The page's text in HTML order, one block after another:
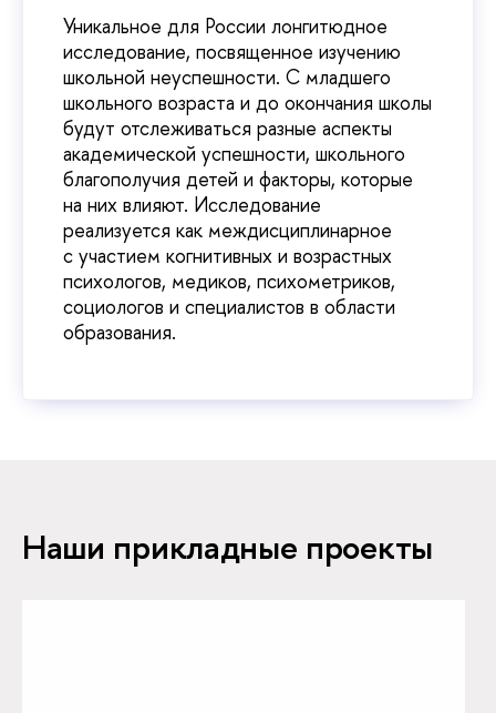
Уникальное для России лонгитюдное
исследование, посвященное изучению
школьной неуспешности. С младшего
школьного возраста и до окончания школы
будут отслеживаться разные аспекты
академической успешности, школьного
благополучия детей и факторы, которые
на них влияют. Исследование
реализуется как междисциплинарное
с участием когнитивных и возрастных
психологов, медиков, психометриков,
социологов и специалистов в области
образования.
Наши прикладные проекты